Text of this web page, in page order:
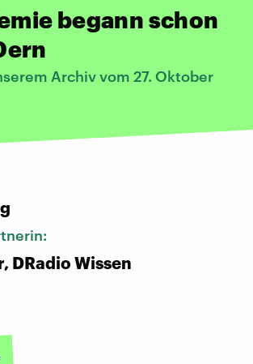
begann schon
Archiv vom 27. Oktober
DRadio Wissen